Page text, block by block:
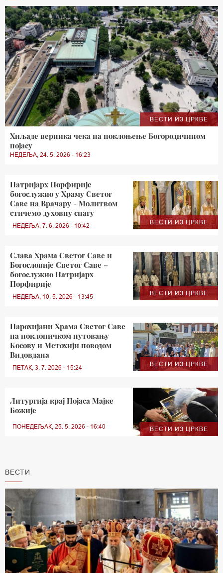
ВЕСТИ ИЗ ЦРКВЕ
Хиљаде верника чека на поклоњење Богородичином
појасу
НЕДЕЉА, 24. 5. 2026 - 16:23
ВЕСТИ ИЗ ЦРКВЕ
Патријарх Порфирије
богослужио у Храму Светог
Саве на Врачару - Молитвом
стичемо духовну снагу
НЕДЕЉА, 7. 6. 2026 - 10:42
ВЕСТИ ИЗ ЦРКВЕ
Слава Храма Светог Саве и
Богословије Светог Саве –
богослужио Патријарх
Порфирије
НЕДЕЉА, 10. 5. 2026 - 13:45
ВЕСТИ ИЗ ЦРКВЕ
Парохијани Храма Светог Саве
на поклоничком путовању
Косову и Метохији поводом
Видовдана
ПЕТАК, 3. 7. 2026 - 15:24
ВЕСТИ ИЗ ЦРКВЕ
Литургија крај Појаса Мајке
Божије
ПОНЕДЕЉАК, 25. 5. 2026 - 16:40
ВЕСТИ